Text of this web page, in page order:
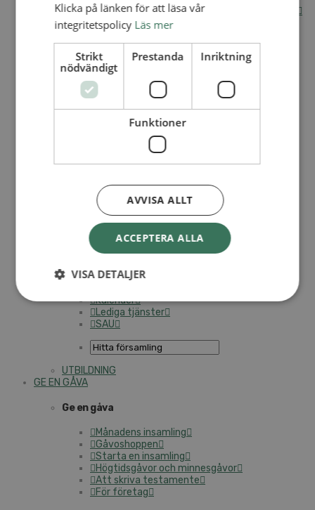
Entreprenörskap, företagande och Guds rike
Kontakt
Kalender
Lediga tjänster
SAU
Akademi för Ledarskap och Teologi
Apg29
Mindre kurser
BibelVinter 2.0
Missionsinspiratören
Fortbildning för pastorer 2026
Kalender
Lediga tjänster
SAU
UTBILDNING
GE EN GÅVA
Ge en gåva
Månadens insamling
Gåvoshoppen
Starta en insamling
Högtidsgåvor och minnesgåvor
Att skriva testamente
För företag
Klicka på länken för att läsa vår
integritetspolicy Läs mer
Strikt
nödvändigt
Prestanda Inriktning
Funktioner
ACCEPTERA ALLA
AVVISA ALLT
VISA DETALJER